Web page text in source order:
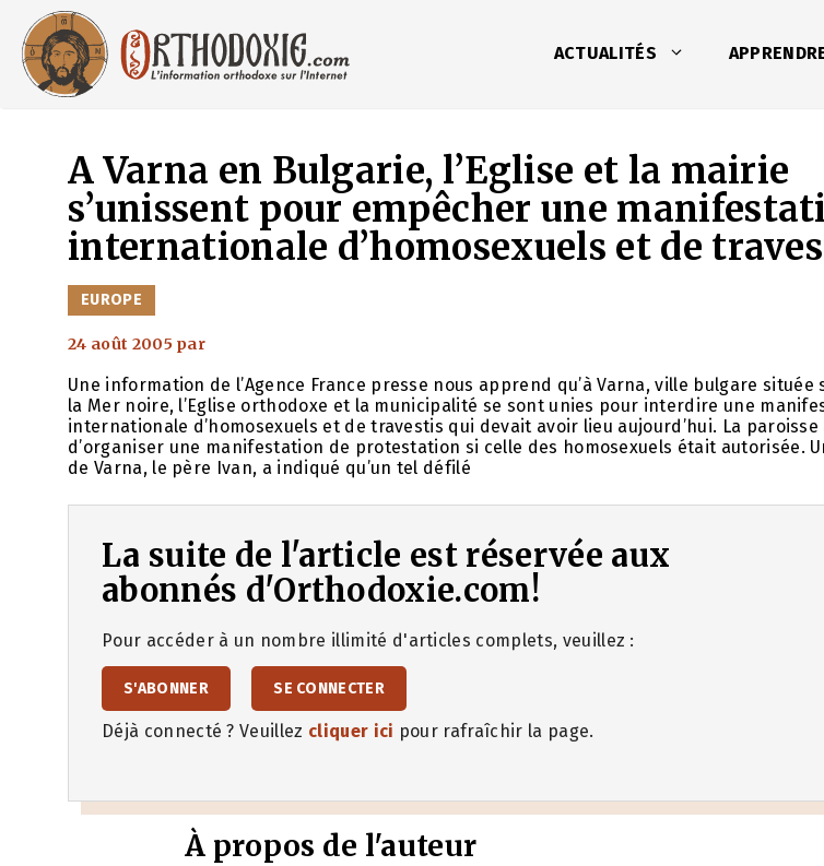
contenu
ACTUALITÉS
A Varna en Bulgarie, l’Eglise et la mairie
s’unissent pour empêcher une
internationale d’homosexuels et de
CATÉGORIES
EUROPE
24 août 2005 par
Une information de l’Agence France presse nous apprend qu’à Varna, ville bulgare située
la Mer noire, l’Eglise orthodoxe et la municipalité se sont unies pour interdire une
internationale d’homosexuels et de travestis qui devait avoir lieu aujourd’hui. La paroisse
d’organiser une manifestation de protestation si celle des homosexuels était autorisée.
de Varna, le père Ivan, a indiqué qu’un tel défilé
La suite de l'article est réservée aux
abonnés d'Orthodoxie.com!
Pour accéder à un nombre illimité d'articles complets, veuillez :
S'ABONNER SE CONNECTER
Déjà connecté ? Veuillez cliquer ici pour rafraîchir la page.
À propos de l'auteur